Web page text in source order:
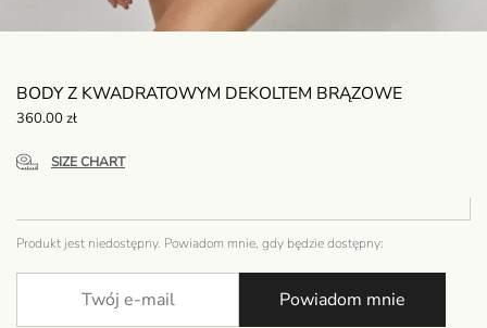
BODY Z KWADRATOWYM DEKOLTEM BRĄZOWE
360.00 zł
SIZE CHART
Produkt jest niedostępny. Powiadom mnie, gdy będzie dostępny:
Powiadom mnie